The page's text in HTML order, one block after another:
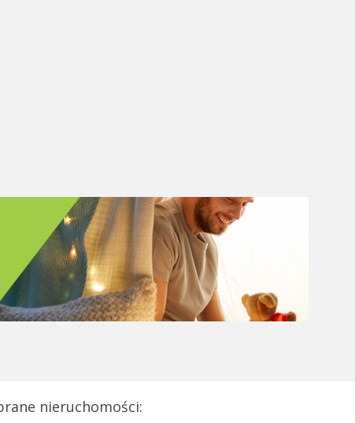
nieruchomości: